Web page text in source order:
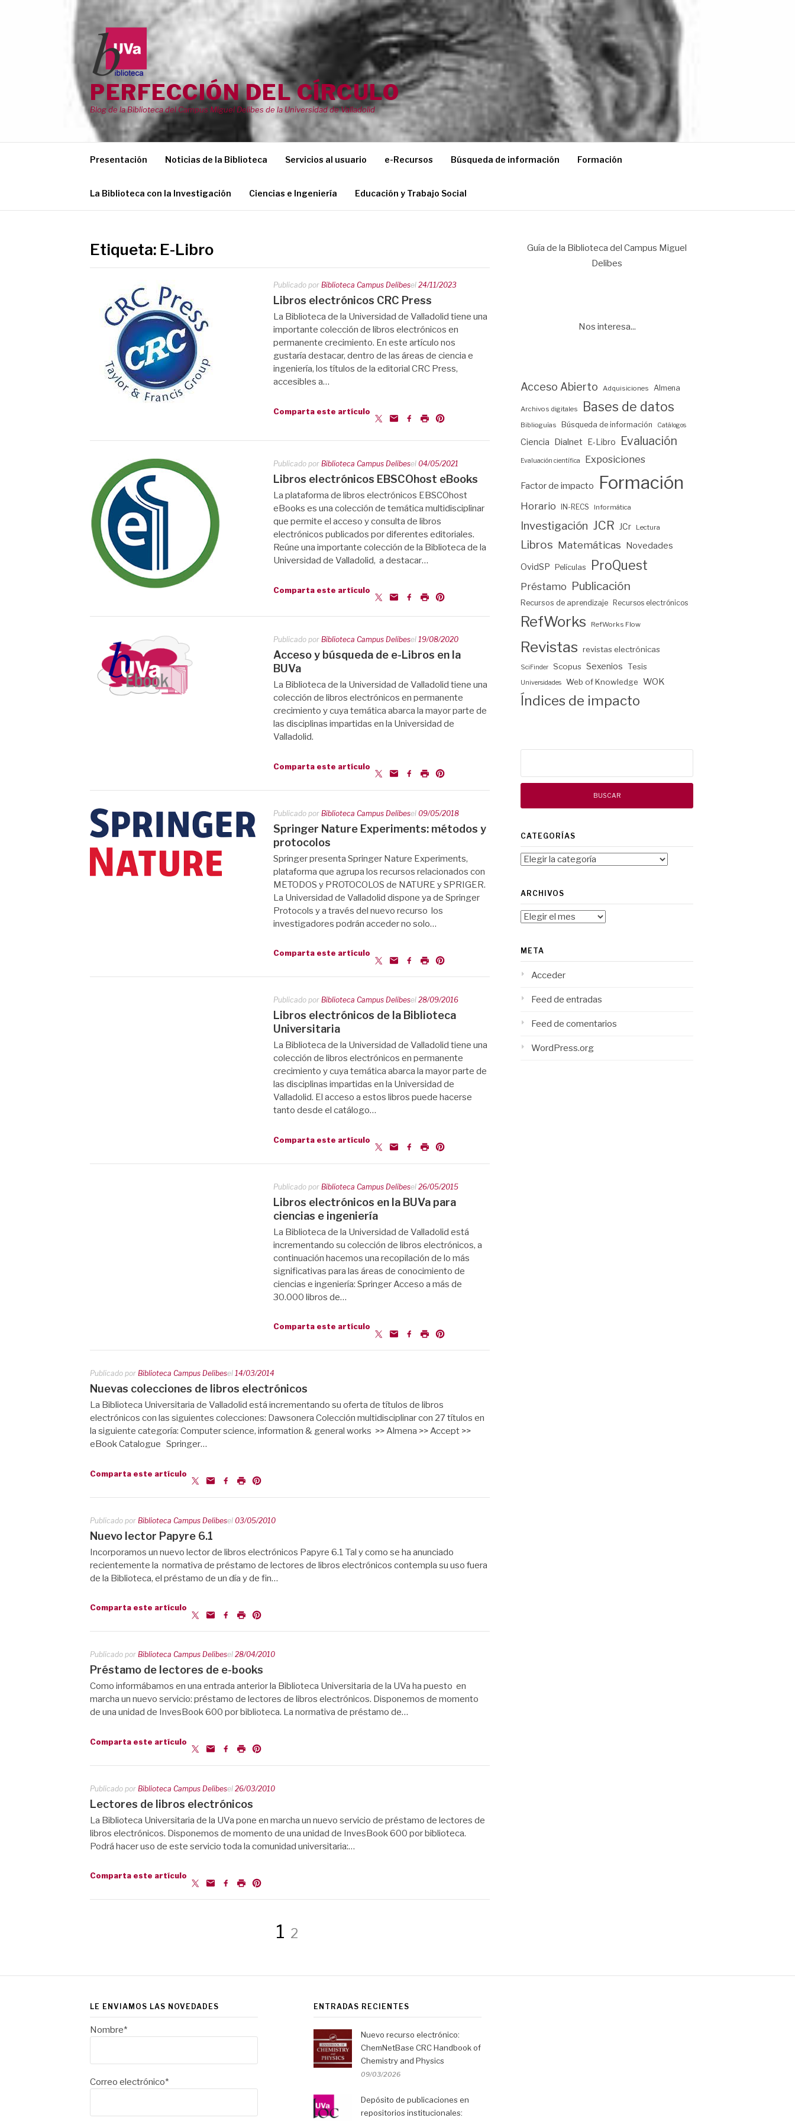
PERFECCIÓN DEL CÍRCULO
Blog de la Biblioteca del Campus Miguel Delibes de la Universidad de Valladolid
Presentación Noticias de la Biblioteca Servicios al usuario e-Recursos Búsqueda de información Formación
La Biblioteca con la Investigación Ciencias e Ingeniería Educación y Trabajo Social
Etiqueta: E-Libro
Publicado por Biblioteca Campus Delibesel 24/11/2023
Libros electrónicos CRC Press
La Biblioteca de la Universidad de Valladolid tiene una
importante colección de libros electrónicos en
permanente crecimiento. En este artículo nos
gustaría destacar, dentro de las áreas de ciencia e
ingeniería, los títulos de la editorial CRC Press,
accesibles a…
Comparta este artículo
Publicado por Biblioteca Campus Delibesel 04/05/2021
Libros electrónicos EBSCOhost eBooks
La plataforma de libros electrónicos EBSCOhost
eBooks ​es una colección de temática multidisciplinar
que permite el acceso y consulta de libros
electrónicos publicados por diferentes editoriales.
Reúne una importante colección de la Biblioteca de la
Universidad de Valladolid, a destacar…
Comparta este artículo
Publicado por Biblioteca Campus Delibesel 19/08/2020
Acceso y búsqueda de e-Libros en la
BUVa
La Biblioteca de la Universidad de Valladolid tiene una
colección de libros electrónicos en permanente
crecimiento y cuya temática abarca la mayor parte de
las disciplinas impartidas en la Universidad de
Valladolid.
Comparta este artículo
Publicado por Biblioteca Campus Delibesel 09/05/2018
Springer Nature Experiments: métodos y
protocolos
Springer presenta Springer Nature Experiments,
plataforma que agrupa los recursos relacionados con
METODOS y PROTOCOLOS de NATURE y SPRIGER.
La Universidad de Valladolid dispone ya de Springer
Protocols y a través del nuevo recurso los
investigadores podrán acceder no solo…
Comparta este artículo
Publicado por Biblioteca Campus Delibesel 28/09/2016
Libros electrónicos de la Biblioteca
Universitaria
La Biblioteca de la Universidad de Valladolid tiene una
colección de libros electrónicos en permanente
crecimiento y cuya temática abarca la mayor parte de
las disciplinas impartidas en la Universidad de
Valladolid. El acceso a estos libros puede hacerse
tanto desde el catálogo…
Comparta este artículo
Publicado por Biblioteca Campus Delibesel 26/05/2015
Libros electrónicos en la BUVa para
ciencias e ingeniería
La Biblioteca de la Universidad de Valladolid está
incrementando su colección de libros electrónicos, a
continuación hacemos una recopilación de lo más
significativas para las áreas de conocimiento de
ciencias e ingeniería: Springer Acceso a más de
30.000 libros de…
Comparta este artículo
Publicado por Biblioteca Campus Delibesel 14/03/2014
Nuevas colecciones de libros electrónicos
La Biblioteca Universitaria de Valladolid está incrementando su oferta de títulos de libros
electrónicos con las siguientes colecciones: Dawsonera Colección multidisciplinar con 27 títulos en
la siguiente categoría: Computer science, information & general works >> Almena >> Accept >>
eBook Catalogue Springer…
Comparta este artículo
Publicado por Biblioteca Campus Delibesel 03/05/2010
Nuevo lector Papyre 6.1
Incorporamos un nuevo lector de libros electrónicos Papyre 6.1 Tal y como se ha anunciado
recientemente la normativa de préstamo de lectores de libros electrónicos contempla su uso fuera
de la Biblioteca, el préstamo de un día y de fin…
Comparta este artículo
Publicado por Biblioteca Campus Delibesel 28/04/2010
Préstamo de lectores de e-books
Como informábamos en una entrada anterior la Biblioteca Universitaria de la UVa ha puesto en
marcha un nuevo servicio: préstamo de lectores de libros electrónicos. Disponemos de momento
de una unidad de InvesBook 600 por biblioteca. La normativa de préstamo de…
Comparta este artículo
Publicado por Biblioteca Campus Delibesel 26/03/2010
Lectores de libros electrónicos
La Biblioteca Universitaria de la UVa pone en marcha un nuevo servicio de préstamo de lectores de
libros electrónicos. Disponemos de momento de una unidad de InvesBook 600 por biblioteca.
Podrá hacer uso de este servicio toda la comunidad universitaria:…
Comparta este artículo
de
entradas
Página
1 Página
2
Guía de la Biblioteca del Campus Miguel
Delibes
Nos interesa...
Acceso Abierto Adquisiciones Almena
Archivos digitales Bases de datos
Biblioguías Búsqueda de información Catálogos
Ciencia Dialnet E-Libro Evaluación
Evaluación científica Exposiciones
Factor de impacto Formación
Horario IN-RECS Informática
Investigación JCR JCr Lectura
Libros Matemáticas Novedades
OvidSP Películas ProQuest
Préstamo Publicación
Recursos de aprendizaje Recursos electrónicos
RefWorks RefWorks Flow
Revistas revistas electrónicas
SciFinder Scopus Sexenios Tesis
Universidades Web of Knowledge WOK
Índices de impacto
CATEGORÍAS
Categorías
ARCHIVOS
Archivos
META
Acceder
Feed de entradas
Feed de comentarios
WordPress.org
LE ENVIAMOS LAS NOVEDADES
Nombre*
Correo electrónico*
ENTRADAS RECIENTES
Nuevo recurso electrónico:
ChemNetBase CRC Handbook of
Chemistry and Physics
09/03/2026
Depósito de publicaciones en
repositorios institucionales: